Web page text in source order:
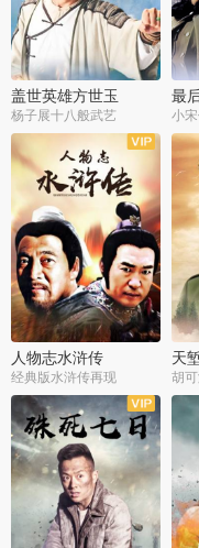
盖世英雄方世玉
杨子展十八般武艺
最
小宋
全40集
人物志水浒传
经典版水浒传再现
全
天
胡
全34集
全21